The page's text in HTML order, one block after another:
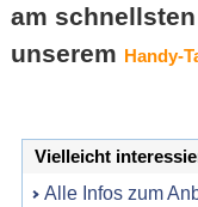
am
unserem Handy-
Vielleicht
Alle Infos zum